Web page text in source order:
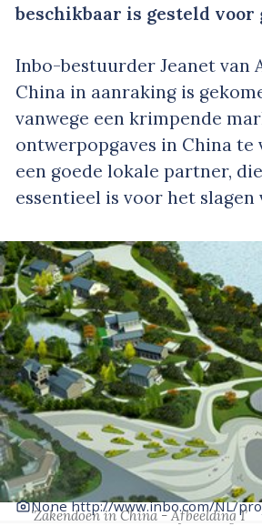
beschikbaar is gesteld voor
Inbo-bestuurder Jeanet van
China in aanraking is
vanwege een krimpende
ontwerpopgaves in China
een goede lokale partner,
essentieel is voor het
None http://www.inbo.com/NL/
‘Zakendoen in China - Afbeelding 1’